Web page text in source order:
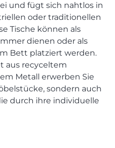
der alles kann
langlebiger
auf Funktionalität
im Einzelhandel
und fügt sich nahtlos in
oder traditionellen
Tische können als
dienen oder als
Bett platziert werden.
aus recyceltem
Metall erwerben Sie
sondern auch
durch ihre individuelle